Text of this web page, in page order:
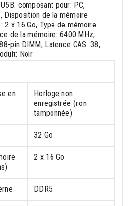
composant pour: PC,
Disposition de la mémoire
2 x 16 Go, Type de mémoire
de la mémoire: 6400 MHz,
pin DIMM, Latence CAS: 38,
Noir
en
Horloge non
enregistrée (non
tamponnée)
32 Go
2 x 16 Go
DDR5